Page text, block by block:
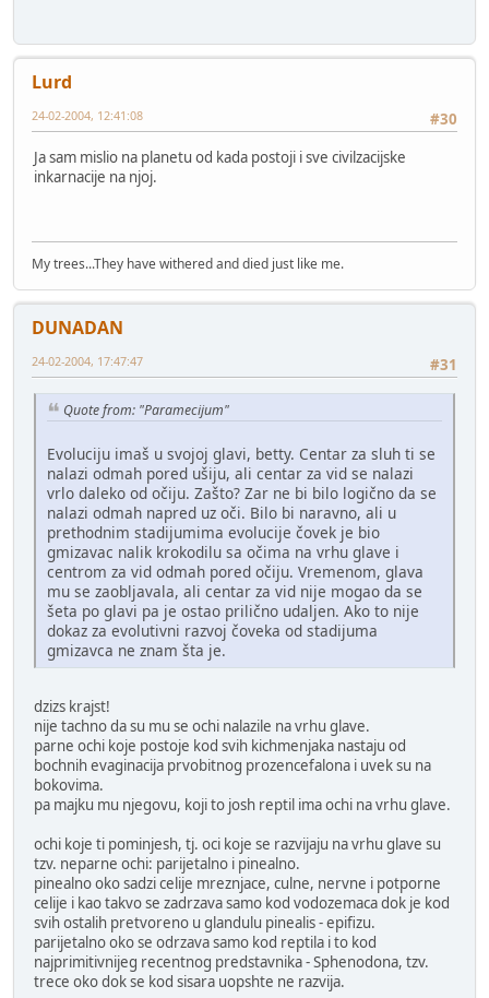
Lurd
#30
24-02-2004, 12:41:08
Ja sam mislio na planetu od kada postoji i sve civilzacijske
inkarnacije na njoj.
My trees...They have withered and died just like me.
DUNADAN
#31
24-02-2004, 17:47:47
Quote from: "Paramecijum"
Evoluciju imaš u svojoj glavi, betty. Centar za sluh ti se
nalazi odmah pored ušiju, ali centar za vid se nalazi
vrlo daleko od očiju. Zašto? Zar ne bi bilo logično da se
nalazi odmah napred uz oči. Bilo bi naravno, ali u
prethodnim stadijumima evolucije čovek je bio
gmizavac nalik krokodilu sa očima na vrhu glave i
centrom za vid odmah pored očiju. Vremenom, glava
mu se zaobljavala, ali centar za vid nije mogao da se
šeta po glavi pa je ostao prilično udaljen. Ako to nije
dokaz za evolutivni razvoj čoveka od stadijuma
gmizavca ne znam šta je.
dzizs krajst!
nije tachno da su mu se ochi nalazile na vrhu glave.
parne ochi koje postoje kod svih kichmenjaka nastaju od
bochnih evaginacija prvobitnog prozencefalona i uvek su na
bokovima.
pa majku mu njegovu, koji to josh reptil ima ochi na vrhu glave.
ochi koje ti pominjesh, tj. oci koje se razvijaju na vrhu glave su
tzv. neparne ochi: parijetalno i pinealno.
pinealno oko sadzi celije mreznjace, culne, nervne i potporne
celije i kao takvo se zadrzava samo kod vodozemaca dok je kod
svih ostalih pretvoreno u glandulu pinealis - epifizu.
parijetalno oko se odrzava samo kod reptila i to kod
najprimitivnijeg recentnog predstavnika - Sphenodona, tzv.
trece oko dok se kod sisara uopshte ne razvija.